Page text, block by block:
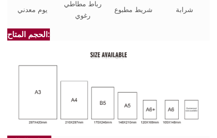
يوم معدني
رباط مطاطي
رغوي
شريط مطبوع شرابة
الحجم المتاح: